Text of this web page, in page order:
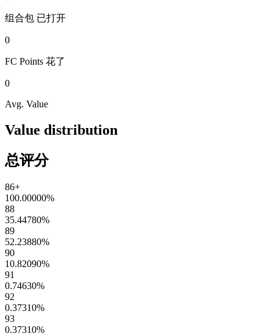
组合包 已打开
0
FC Points 花了
0
Avg. Value
Value distribution
总评分
86+
100.00000%
88
35.44780%
89
52.23880%
90
10.82090%
91
0.74630%
92
0.37310%
93
0.37310%